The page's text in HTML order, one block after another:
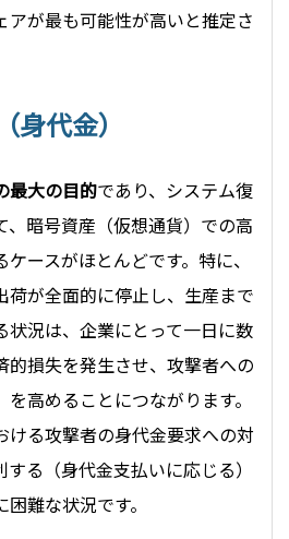
アが最も可能性が高いと推定さ
身代金）
最大の目的であり、システム復
、暗号資産（仮想通貨）での高
ースがほとんどです。特に、
荷が全面的に停止し、生産まで
状況は、企業にとって一日に数
的損失を発生させ、攻撃者への
を高めることにつながります。
ける攻撃者の身代金要求への対
る（身代金支払いに応じる）
難な状況です。